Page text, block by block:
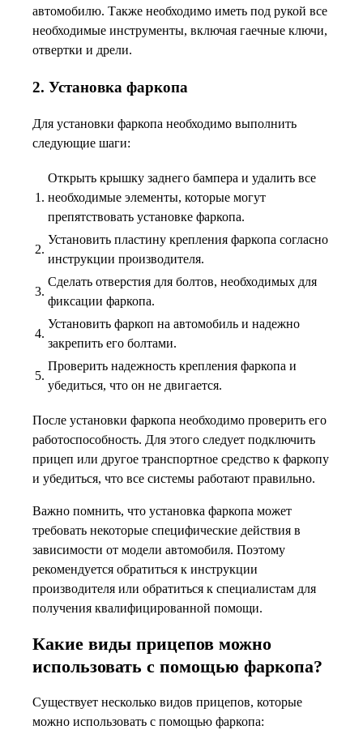
автомобилю. Также необходимо иметь под рукой все
необходимые инструменты, включая гаечные ключи,
отвертки и дрели.
2. Установка фаркопа
Для установки фаркопа необходимо выполнить
следующие шаги:
1.
Открыть крышку заднего бампера и удалить все
необходимые элементы, которые могут
препятствовать установке фаркопа.
2.
Установить пластину крепления фаркопа согласно
инструкции производителя.
3.
Сделать отверстия для болтов, необходимых для
фиксации фаркопа.
4.
Установить фаркоп на автомобиль и надежно
закрепить его болтами.
5.
Проверить надежность крепления фаркопа и
убедиться, что он не двигается.
После установки фаркопа необходимо проверить его
работоспособность. Для этого следует подключить
прицеп или другое транспортное средство к фаркопу
и убедиться, что все системы работают правильно.
Важно помнить, что установка фаркопа может
требовать некоторые специфические действия в
зависимости от модели автомобиля. Поэтому
рекомендуется обратиться к инструкции
производителя или обратиться к специалистам для
получения квалифицированной помощи.
Какие виды прицепов можно
использовать с помощью фаркопа?
Существует несколько видов прицепов, которые
можно использовать с помощью фаркопа: